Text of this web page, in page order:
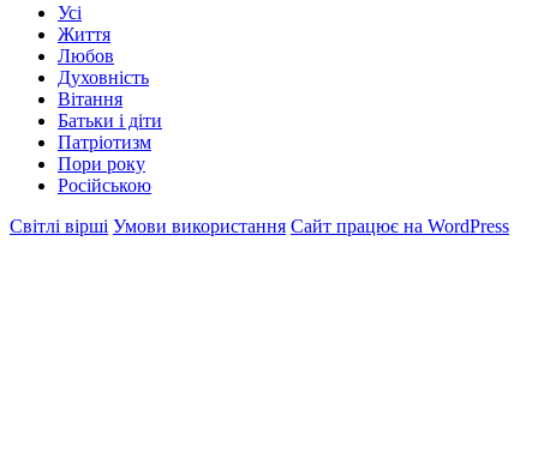
Усі
Життя
Любов
Духовність
Вітання
Батьки і діти
Патріотизм
Пори року
Російською
Світлі вірші Умови використання Сайт працює на WordPress